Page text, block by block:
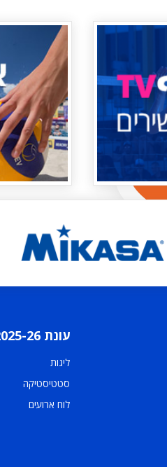
עונת 2025-26
ליגות
סטטיסטיקה
לוח ארועים